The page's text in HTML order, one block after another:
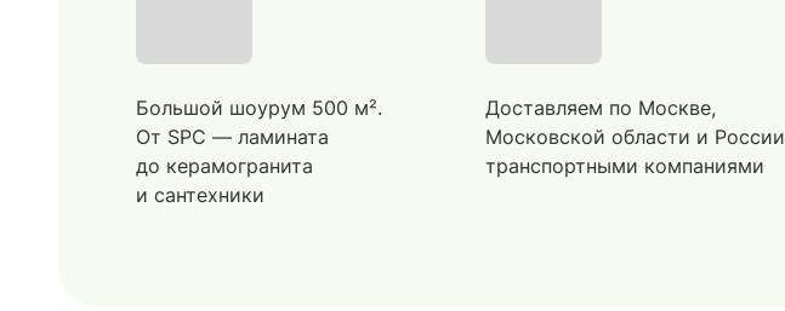
Большой шоурум 500 м².
От SPC — ламината
до керамогранита
и сантехники
Доставляем по Москве,
Московской области и России
транспортными компаниями